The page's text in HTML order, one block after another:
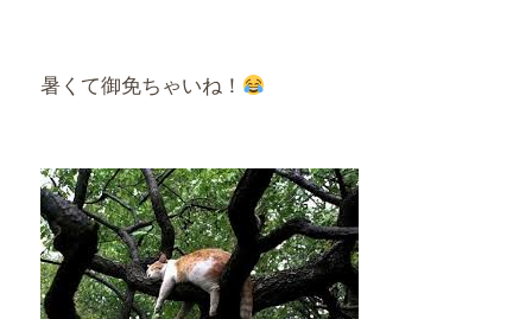
暑くて御免ちゃいね！